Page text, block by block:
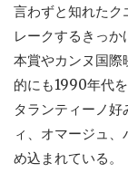
言わずと知れたク
レークするきっ
本賞やカンヌ国際
的にも1990年代
タランティーノ
ィ、オマージュ
め込まれている。